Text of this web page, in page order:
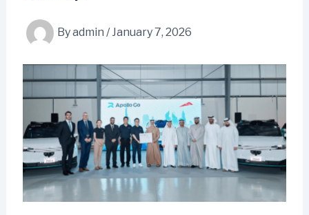
Byadmin /January 7, 2026